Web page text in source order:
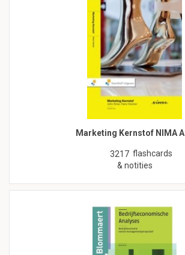
Marketing Kernstof NIMA A
3217 flashcards
& notities